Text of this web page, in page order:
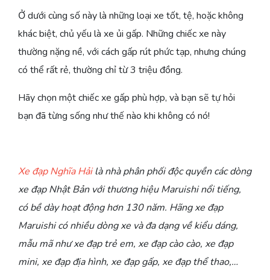
Ở dưới cùng số này là những loại xe tốt, tệ, hoặc không
khác biệt, chủ yếu là xe ủi gấp. Những chiếc xe này
thường nặng nề, với cách gấp rút phức tạp, nhưng chúng
có thể rất rẻ, thường chỉ từ 3 triệu đồng.
Hãy chọn một chiếc xe gấp phù hợp, và bạn sẽ tự hỏi
bạn đã từng sống như thế nào khi không có nó!
Xe đạp Nghĩa Hảilà nhà phân phối độc quyền các dòng
xe đạp Nhật Bản với thương hiệu Maruishi nổi tiếng,
có bề dày hoạt động hơn 130 năm. Hãng xe đạp
Maruishi có nhiều dòng xe và đa dạng về kiểu dáng,
mẫu mã như xe đạp trẻ em, xe đạp cào cào, xe đạp
mini, xe đạp địa hình, xe đạp gấp, xe đạp thể thao,…